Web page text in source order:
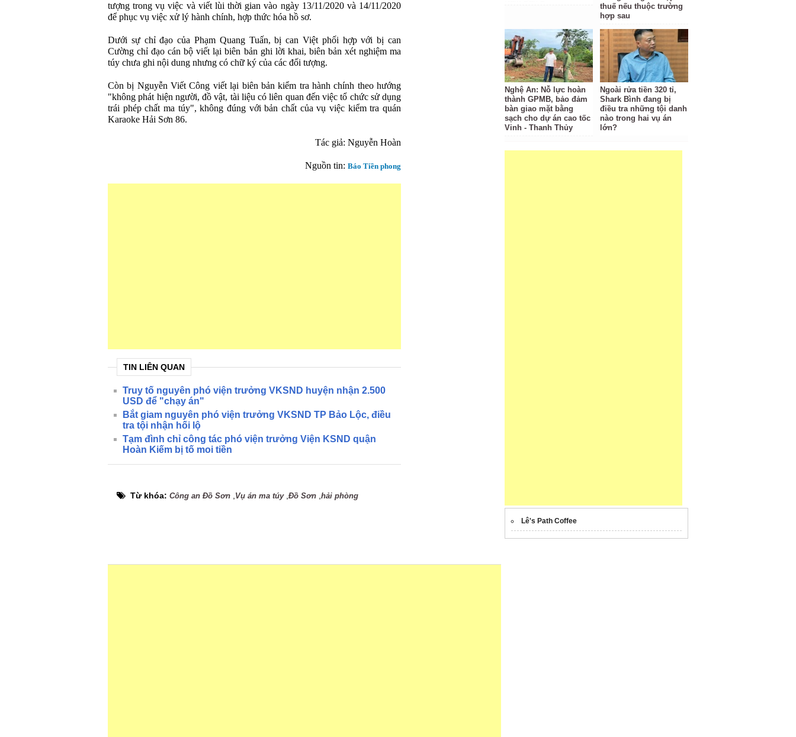
tượng trong vụ việc và viết lùi thời gian vào ngày 13/11/2020 và 14/11/2020
để phục vụ việc xử lý hành chính, hợp thức hóa hồ sơ.
Dưới sự chỉ đạo của Phạm Quang Tuấn, bị can Việt phối hợp với bị can
Cường chỉ đạo cán bộ viết lại biên bản ghi lời khai, biên bản xét nghiệm ma
túy chưa ghi nội dung nhưng có chữ ký của các đối tượng.
Còn bị Nguyễn Viết Công viết lại biên bản kiểm tra hành chính theo hướng
"không phát hiện người, đồ vật, tài liệu có liên quan đến việc tổ chức sử dụng
trái phép chất ma túy", không đúng với bản chất của vụ việc kiểm tra quán
Karaoke Hải Sơn 86.
Tác giả: Nguyễn Hoàn
Nguồn tin: Báo Tiền phong
TIN LIÊN QUAN
Truy tố nguyên phó viện trưởng VKSND huyện nhận 2.500
USD để "chạy án"
Bắt giam nguyên phó viện trưởng VKSND TP Bảo Lộc, điều
tra tội nhận hối lộ
Tạm đình chỉ công tác phó viện trưởng Viện KSND quận
Hoàn Kiếm bị tố moi tiền
Từ khóa: Công an Đồ Sơn Vụ án ma túy, Đồ Sơn hải phòng
thuế nếu thuộc trường
hợp sau
Nghệ An: Nỗ lực hoàn
thành GPMB, bảo đảm
bàn giao mặt bằng
sạch cho dự án cao tốc
Vinh - Thanh Thủy
Ngoài rửa tiền 320 tỉ,
Shark Bình đang bị
điều tra những tội danh
nào trong hai vụ án
lớn?
Lê's Path Coffee